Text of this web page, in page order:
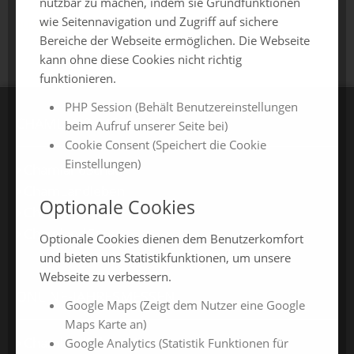
zurück zur Übersicht
CHAMLAND MESSEN
ChamlandSchau
ChamlandBau
ChamlandCareer
ONLINE-JAHRESMESSEN
ChamlandSchau24
wie Seitennavigation und Zugriff auf sichere
Bereiche der Webseite ermöglichen. Die Webseite
kann ohne diese Cookies nicht richtig
funktionieren.
PHP Session (Behält Benutzereinstellungen
beim Aufruf unserer Seite bei)
Cookie Consent (Speichert die Cookie
Einstellungen)
Optionale Cookies
Optionale Cookies dienen dem Benutzerkomfort
und bieten uns Statistikfunktionen, um unsere
Webseite zu verbessern.
Google Maps (Zeigt dem Nutzer eine Google
Maps Karte an)
Google Analytics (Statistik Funktionen für